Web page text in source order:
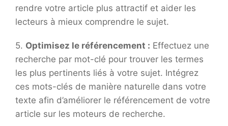
rendre votre article plus attractif et aider les
lecteurs à mieux comprendre le sujet.
5. Optimisez le référencement : Effectuez une
recherche par mot-clé pour trouver les termes
les plus pertinents liés à votre sujet. Intégrez
ces mots-clés de manière naturelle dans votre
texte afin d’améliorer le référencement de votre
article sur les moteurs de recherche.